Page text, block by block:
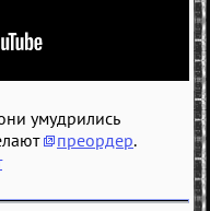
умудрились
преордер.